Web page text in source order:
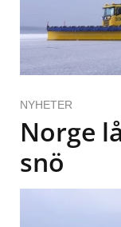
NYHETER
Norge
snö